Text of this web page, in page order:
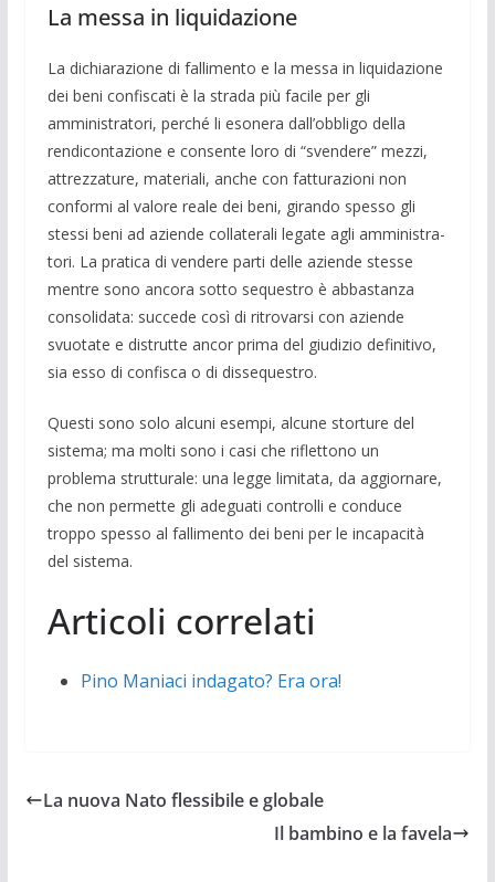
La messa in liquidazione
La dichiarazione di fallimento e la mes­sa in liquidazione
dei beni confiscati è la strada più facile per gli
amministratori, perché li esonera dall’obbligo della
rendi­contazione e consente loro di “svendere” mezzi,
attrezzature, materiali, anche con fatturazioni non
conformi al valore reale dei beni, girando spesso gli
stessi beni ad aziende collaterali legate agli amministra­
tori. La pratica di vendere parti delle aziende stesse
mentre sono ancora sotto sequestro è abbastanza
consolidata: succe­de così di ritrovarsi con aziende
svuotate e distrutte ancor prima del giudizio defini­tivo,
sia esso di confisca o di dissequestro.
Questi sono solo alcuni esempi, alcune storture del
sistema; ma molti sono i casi che riflettono un
problema strutturale: una legge limitata, da aggiornare,
che non per­mette gli adeguati controlli e conduce
troppo spesso al fallimento dei beni per le incapacità
del sistema.
Articoli correlati
Pino Maniaci indagato? Era ora!
La nuova Nato flessibile e globale
Il bambino e la favela